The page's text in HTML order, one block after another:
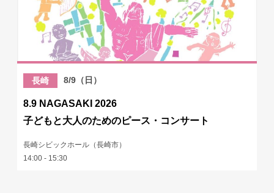
長崎 8/9（日）
8.9 NAGASAKI 2026
子どもと大人のためのピース・コンサート
長崎シビックホール（長崎市）
14:00 - 15:30